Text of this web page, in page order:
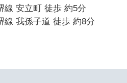
線 安立町 徒歩 約5分
線 我孫子道 徒歩 約8分